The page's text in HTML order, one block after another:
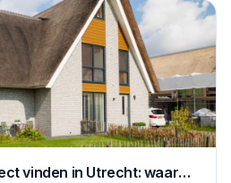
vinden in Utrecht: waar